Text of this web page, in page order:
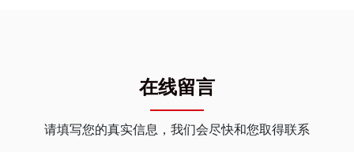
在线留言
请填写您的真实信息，我们会尽快和您取得联系